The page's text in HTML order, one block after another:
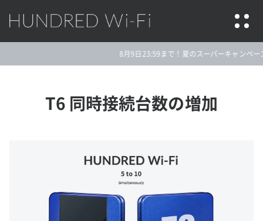
HUNDRED Wi-Fi
8月9日23:59まで！夏のスーパーキャンペーン★
T6 同時接続台数の増加